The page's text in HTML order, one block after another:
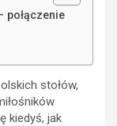
połączenie
stołów,
kiedyś, jak